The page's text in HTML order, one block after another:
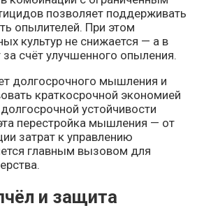
позволяет поддерживать
опылителей. При этом
культур не снижается — а в
за счёт улучшенного опыления.
долгосрочного мышления и
краткосрочной экономией
устойчивости
перестройка мышления — от
затрат к управлению
главным вызовом для
и защита